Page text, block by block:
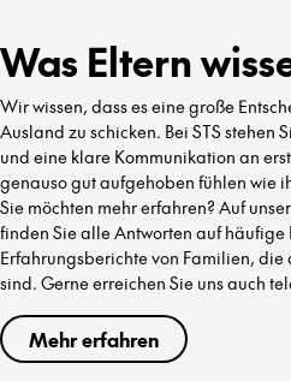
Was Eltern
Wir wissen, dass es eine große
Ausland zu schicken. Bei STS stehen
und eine klare Kommunikation an
genauso gut aufgehoben fühlen wie
Sie möchten mehr erfahren? Auf
finden Sie alle Antworten auf
Erfahrungsberichte von Familien,
sind. Gerne erreichen Sie uns auch
Mehr erfahren